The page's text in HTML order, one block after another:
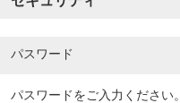
パスワード
パスワードをご入力ください。